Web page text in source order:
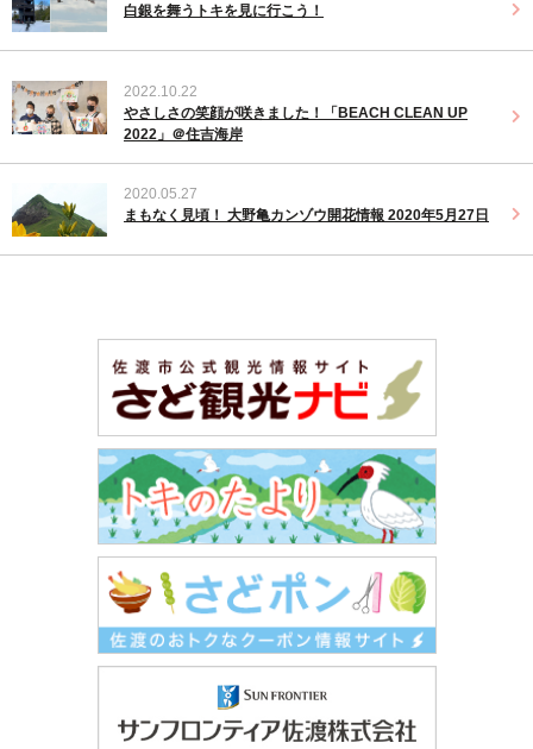
白銀を舞うトキを見に行こう！
2022.10.22
やさしさの笑顔が咲きました！「BEACH CLEAN UP
2022」＠住吉海岸
2020.05.27
まもなく見頃！ 大野亀カンゾウ開花情報 2020年5月27日